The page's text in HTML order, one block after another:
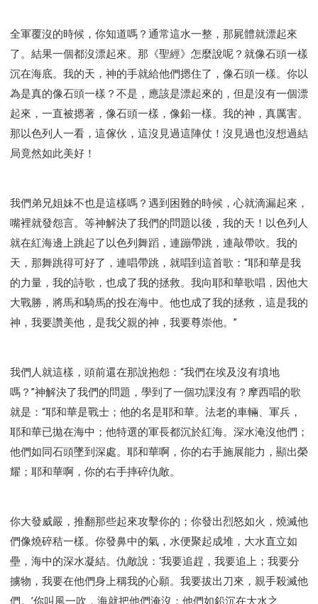
全軍覆沒的時候，你知道嗎？通常這水一整，那屍體就漂起來
了。結果一個都沒漂起來。那《聖經》怎麼說呢？就像石頭一樣
沉在海底。我的天，神的手就給他們摁住了，像石頭一樣。你以
為是真的像石頭一樣？不是，應該是漂起來的，但是沒有一個漂
起來，一直被摁著，像石頭一樣，像鉛一樣。我的神，真厲害。
那以色列人一看，這傢伙，這沒見過這陣仗！沒見過也沒想過結
局竟然如此美好！
我們弟兄姐妹不也是這樣嗎？遇到困難的時候，心就滴漏起來，
嘴裡就發怨言。等神解決了我們的問題以後，我的天！以色列人
就在紅海邊上跳起了以色列舞蹈，連蹦帶跳，連敲帶吹。我的
天，那舞跳得可好了，連唱帶跳，就唱到這首歌：“耶和華是我
的力量，我的詩歌，也成了我的拯救。我向耶和華歌唱，因他大
大戰勝，將馬和騎馬的投在海中。他也成了我的拯救，這是我的
神，我要讚美他，是我父親的神，我要尊崇他。”
我們人就這樣，頭前還在那說抱怨：“我們在埃及沒有墳地
嗎？”神解決了我們的問題，學到了一個功課沒有？摩西唱的歌
就是：“耶和華是戰士；他的名是耶和華。法老的車輛、軍兵，
耶和華已拋在海中；他特選的軍長都沉於紅海。深水淹沒他們；
他們如同石頭墜到深處。耶和華啊，你的右手施展能力，顯出榮
耀；耶和華啊，你的右手摔碎仇敵。
你大發威嚴，推翻那些起來攻擊你的；你發出烈怒如火，燒滅他
們像燒碎秸一樣。你發鼻中的氣，水便聚起成堆，大水直立如
壘，海中的深水凝結。仇敵說：‘我要追趕，我要追上；我要分
擄物，我要在他們身上稱我的心願。我要拔出刀來，親手殺滅他
們。’你叫風一吹，海就把他們淹沒；他們如鉛沉在大水之